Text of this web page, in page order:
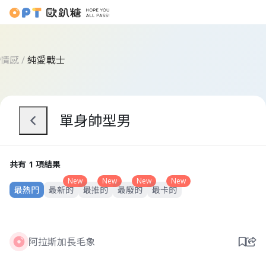
情感/純愛戰士
單身帥型男
共有 1 項結果
最熱門
New
最新的
New
最推的
New
最廢的
New
最卡的
阿拉斯加長毛象